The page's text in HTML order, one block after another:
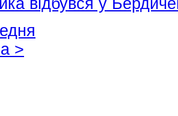
відбувся у
>